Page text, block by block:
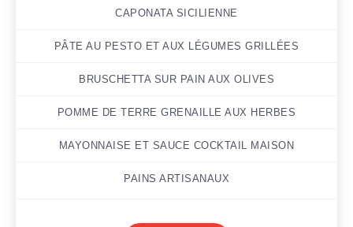
CAPONATA SICILIENNE
PÂTE AU PESTO ET AUX LÉGUMES GRILLÉES
BRUSCHETTA SUR PAIN AUX OLIVES
POMME DE TERRE GRENAILLE AUX HERBES
MAYONNAISE ET SAUCE COCKTAIL MAISON
PAINS ARTISANAUX